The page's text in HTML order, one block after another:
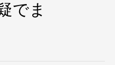
でま